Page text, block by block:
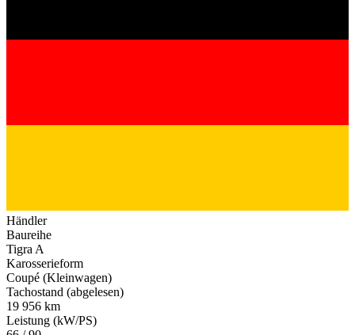
Händler
Baureihe
Tigra A
Karosserieform
Coupé (Kleinwagen)
Tachostand (abgelesen)
19 956 km
Leistung (kW/PS)